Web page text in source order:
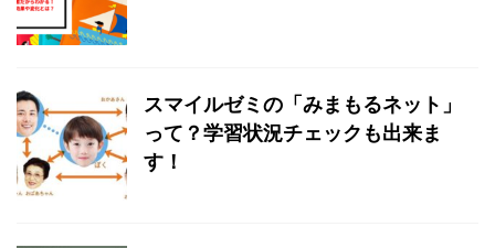
スマイルゼミの「みまもるネット」
って？学習状況チェックも出来ま
す！